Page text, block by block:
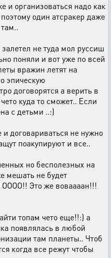
и организоваться надо как
один атсракер даже
не туда мол руссиш
поняли и вот уже по всей
вражин летят на
эпическую
договорятся а верить в
куда то сможет.. Если
с детьми ..:)
договариваться не нужно
поакупируют и все..
но бесполезных на
мешать не будет
ОООО!! Это же воваааан!!!
топам чето еще!!:) а
появлялась в любой
там планеты.. Чтоб
когда все режут чтобы